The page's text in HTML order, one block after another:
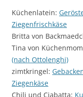
Küchenlatein:
Ziegenfrischkäse
Britta von
Tina von
(nach Ottolenghi)
zimtkringel:
Ziegenkäse
Chili und Ciabatta: